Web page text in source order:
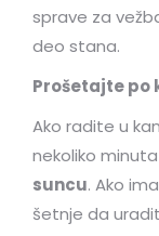
sprave za
deo stana.
Prošetajte po
Ako radite u
nekoliko
suncu. Ako
šetnje da